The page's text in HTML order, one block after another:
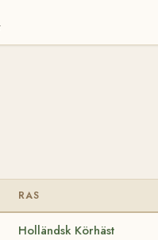
RAS
Holländsk Körhäst